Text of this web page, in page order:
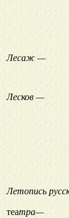
Лесаж —
Лесков —
Летопись
театра—